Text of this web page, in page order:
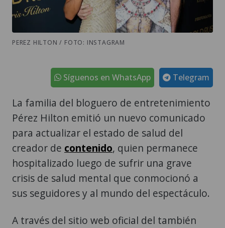
PEREZ HILTON / FOTO: INSTAGRAM
Telegram
Síguenos en WhatsApp
La familia del bloguero de entretenimiento
Pérez Hilton emitió un nuevo comunicado
para actualizar el estado de salud del
creador de contenido, quien permanece
hospitalizado luego de sufrir una grave
crisis de salud mental que conmocionó a
sus seguidores y al mundo del espectáculo.
A través del sitio web oficial del también